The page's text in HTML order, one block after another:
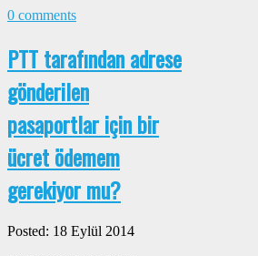
0 comments
PTT tarafından adrese
gönderilen
pasaportlar için bir
ücret ödemem
gerekiyor mu?
Posted: 18 Eylül 2014